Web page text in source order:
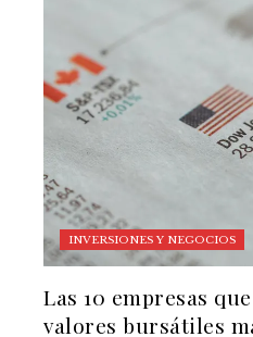
INVERSIONES Y NEGOCIOS
Las 10 empresas
valores bursátiles